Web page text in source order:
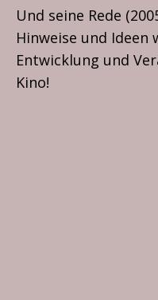
Und seine Rede
Hinweise und Ideen
Entwicklung und
Kino!